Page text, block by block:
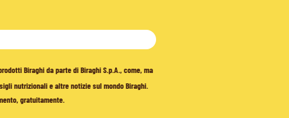
Biraghi da parte di Biraghi S.p.A., come, ma
nutrizionali e altre notizie sul mondo Biraghi.
gratuitamente.